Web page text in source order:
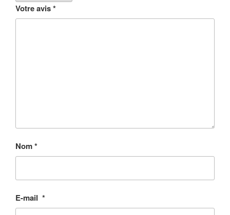
Votre avis*
Nom*
E-mail *